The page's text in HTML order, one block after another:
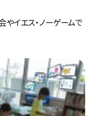
やイエス・ノーゲームで